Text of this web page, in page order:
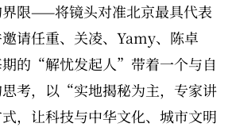
限——将镜头对准北京最具代表
请任重、关凌、Yamy、陈卓
的“解忧发起人”带着一个与自
考，以“实地揭秘为主，专家讲
，让科技与中华文化、城市文明